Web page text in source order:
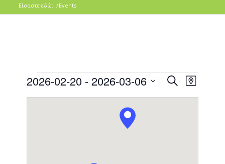
Είσαστε εδώ: /Events
Events
Search
SearchEvent
Views
Map
2026-02-20 - 2026-03-06